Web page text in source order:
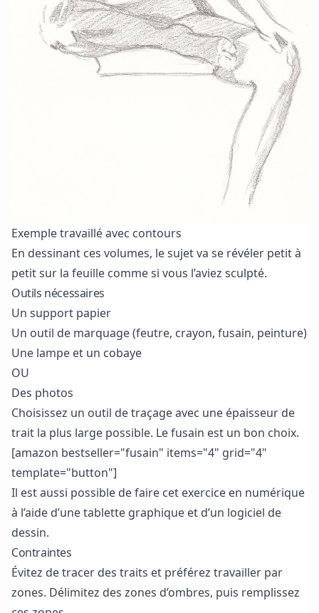
Exemple travaillé avec contours
En dessinant ces volumes, le sujet va se révéler petit à
petit sur la feuille comme si vous l’aviez sculpté.
Outils nécessaires
Un support papier
Un outil de marquage (feutre, crayon, fusain, peinture)
Une lampe et un cobaye
OU
Des photos
Choisissez un outil de traçage avec une épaisseur de
trait la plus large possible. Le fusain est un bon choix.
[amazon bestseller="fusain" items="4" grid="4"
template="button"]
Il est aussi possible de faire cet exercice en numérique
à l’aide d’une tablette graphique et d’un logiciel de
dessin.
Contraintes
Évitez de tracer des traits et préférez travailler par
zones. Délimitez des zones d’ombres, puis remplissez